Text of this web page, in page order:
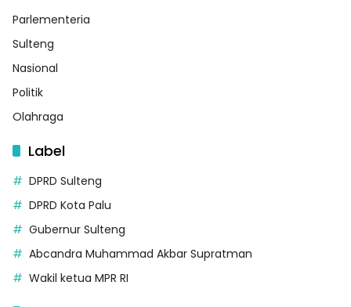
Parlementeria
Sulteng
Nasional
Politik
Olahraga
Label
DPRD Sulteng
DPRD Kota Palu
Gubernur Sulteng
Abcandra Muhammad Akbar Supratman
Wakil ketua MPR RI